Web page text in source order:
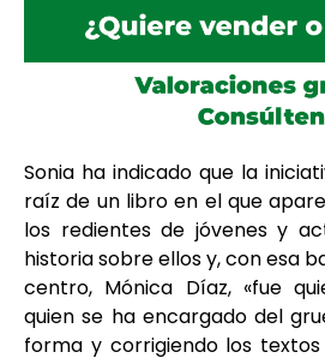
Sonia ha indicado que la
raíz de un libro en el que
los redientes de jóvenes y
historia sobre ellos y, con esa
centro, Mónica Díaz, «fue
quien se ha encargado del
forma y corrigiendo los